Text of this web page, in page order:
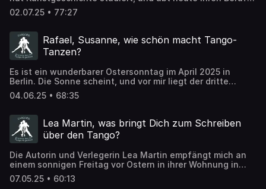
in Buenos Aires aus. Dorthin hatte sie 2023 der Tango
Argentino nach einem Erstbesuch im Jahr 2019 für längere
02.07.25 • 77:27
Rafael, Susanne, wie schön macht Tango-
Tanzen?
Es ist ein wunderbarer Ostersonntag im April 2025 in
Berlin. Die Sonne scheint, und vor mir liegt der dritte
Workshop-Tag zu "Tango Nuevo: Colgadas, Volcadas &
Soltadas" im Studio "Tangotanzen macht schön". Davor
Busch und Susanne Optiz für die Aufnahme zum Gespräch
über die Kraft und den Einfluß des Tango Argentino auf
das Leben.
04.06.25 • 68:35
Lea Martin, was bringt Dich zum Schreiben
über den Tango?
Die Autorin und Verlegerin Lea Martin empfängt mich an
einem sonnigen Freitag vor Ostern in ihrer Wohnung in
Berlin. Sie räumt den Schreibtisch frei, um Platz zu
schaffen für das Aufnahmegerät, wir befestigen die
07.05.25 • 60:13